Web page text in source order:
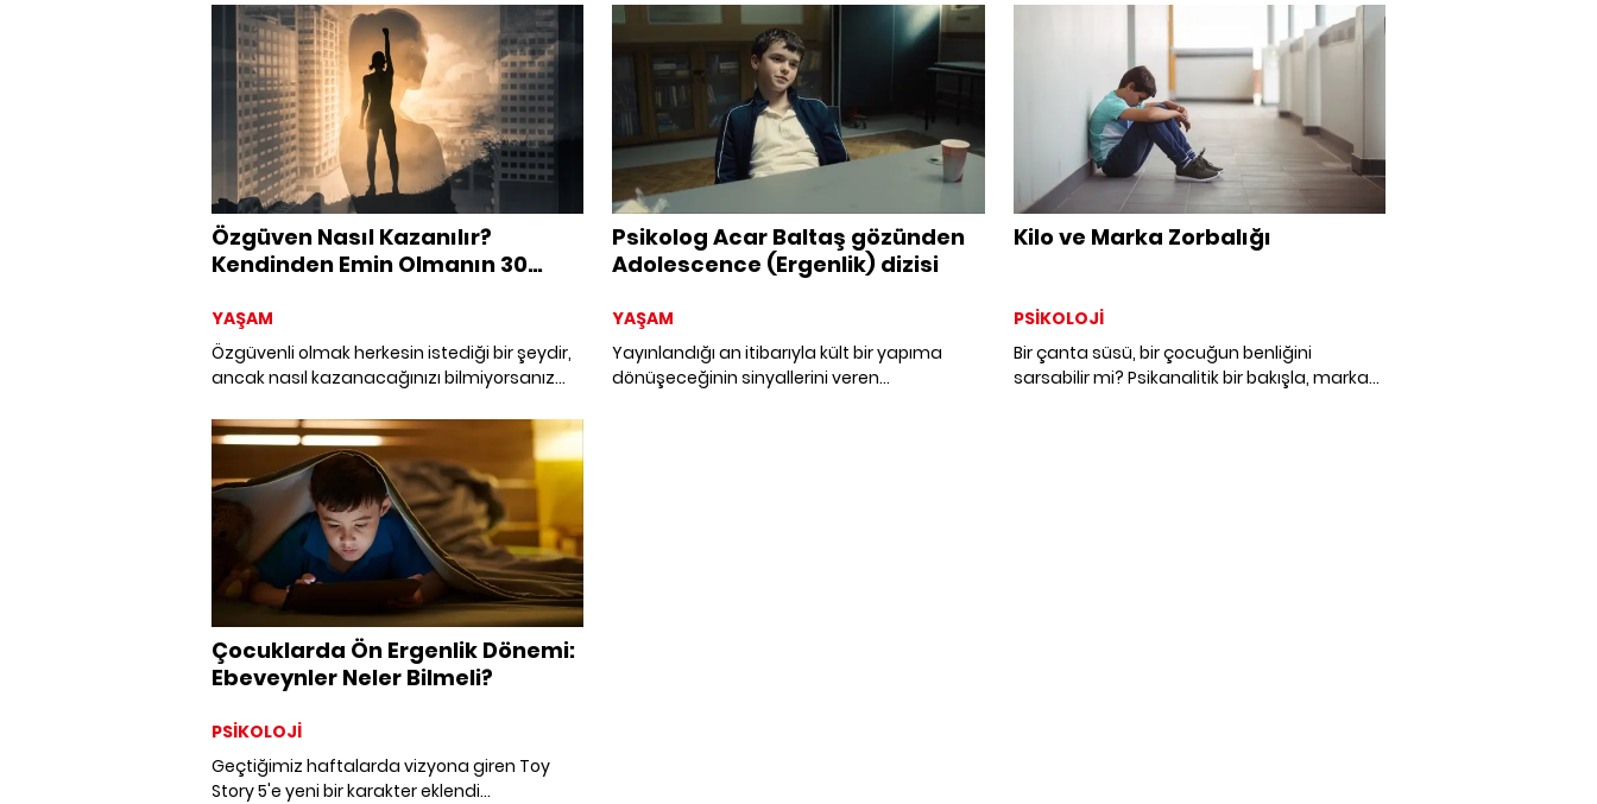
imkanlara göre ama az ama çok ne
yapabiliyorsanız onu yapın.” diyor ve
kendinizi daha iyi hissetmenizi sağlayacak
tavsiyelerini paylaşıyor.
evini kaybeden çocuklar geliyor. Uzman
Psikolog Cihan Çelik, kayıp yaşayan
çocuklara nasıl yaklaşılması gerektiğine dair
bilinmesi gerekenleri anlatıyor.
dayanarak tüm detayları öğrenin.
Özgüven Nasıl Kazanılır?
Kendinden Emin Olmanın 30
YAŞAM
Özgüvenli olmak herkesin istediği bir şeydir,
ancak nasıl kazanacağınızı bilmiyorsanız
biri olmanın 30 ipucu yöntemini
öğreneceksiniz.
Psikolog Acar Baltaş gözünden
Adolescence (Ergenlik) dizisi
YAŞAM
Yayınlandığı an itibarıyla kült bir yapıma
dönüşeceğinin sinyallerini veren
Kilo ve Marka Zorbalığı
PSİKOLOJİ
Bir çanta süsü, bir çocuğun benliğini
sarsabilir mi? Psikanalitik bir bakışla, marka
Çocuklarda Ön Ergenlik Dönemi:
Ebeveynler Neler Bilmeli?
PSİKOLOJİ
Geçtiğimiz haftalarda vizyona giren Toy
Story 5'e yeni bir karakter eklendi